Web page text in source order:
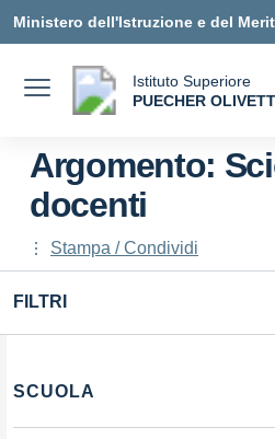
Ministero dell'Istruzione e del
Istituto Superiore
PUECHER
Argomento:
docenti
Stampa / Condividi
FILTRI
Filtri
SCUOLA